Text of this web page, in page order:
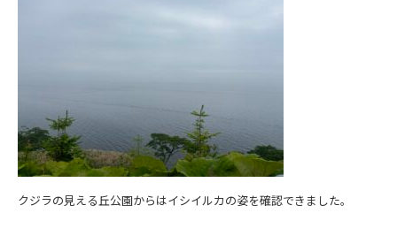
クジラの見える丘公園からはイシイルカの姿を確認できました。